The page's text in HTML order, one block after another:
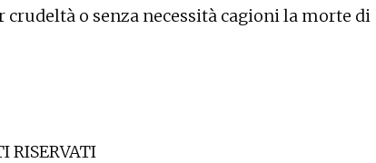
o senza necessità cagioni la morte di
RISERVATI